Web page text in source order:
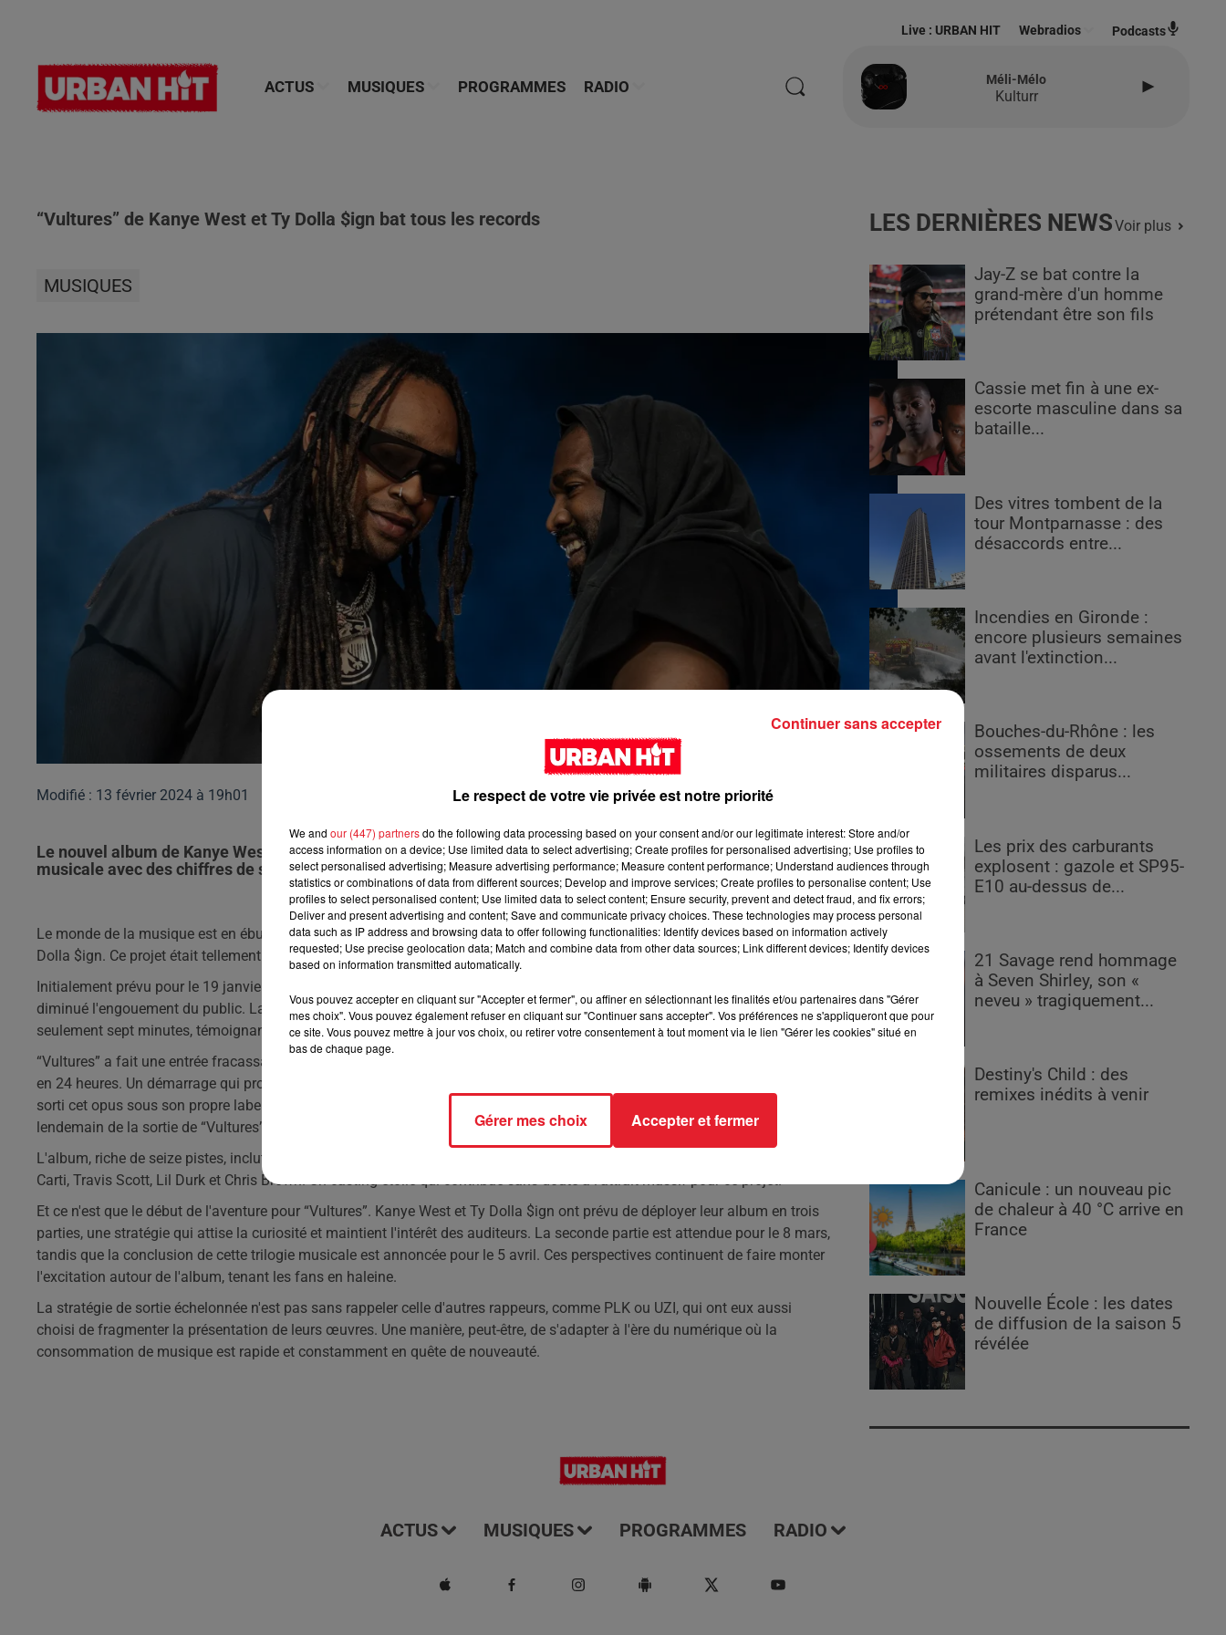
ACTUS MUSIQUES PROGRAMMES RADIO
Live : URBAN HIT Webradios Podcasts
Méli-Mélo
Kulturr
“Vultures” de Kanye West et Ty Dolla $ign bat tous les records
MUSIQUES
Modifié : 13 février 2024 à 19h01
Le nouvel album de Kanye West, en collaboration avec Ty Dolla $ign, crée une onde de choc dans l'industrie
musicale avec des chiffres de streaming époustouflants.
Le monde de la musique est en ébullition depuis la sortie du dernier album de Kanye West, intitulé “Vultures”, en duo avec Ty
Dolla $ign. Ce projet était tellement attendu que même avant sa sortie officielle, il avait déjà suscité une immense attention.
Initialement prévu pour le 19 janvier, l'album a finalement vu le jour le 10 février, mais ce léger contretemps n'a en rien
diminué l'engouement du public. La preuve en est, les billets pour la soirée d'écoute exclusive de l'album se sont arrachés en
seulement sept minutes, témoignant de l'anticipation fiévreuse des fans.
“Vultures” a fait une entrée fracassante sur les plateformes de streaming, enregistrant pas moins de 56 millions d'écoutes
en 24 heures. Un démarrage qui propulse l'album en tête des classements dans une centaine de pays. Kanye West, qui a
sorti cet opus sous son propre label YZI, s'est même hissé au rang d'artiste le plus streamé au monde sur Spotify dès le
lendemain de la sortie de “Vultures”.
L'album, riche de seize pistes, inclut des collaborations avec des artistes de renom tels que Freddie Gibbs, Quavo, Playboi
Carti, Travis Scott, Lil Durk et Chris Brown. Un casting étoilé qui contribue sans doute à l'attrait massif pour ce projet.
Et ce n'est que le début de l'aventure pour “Vultures”. Kanye West et Ty Dolla $ign ont prévu de déployer leur album en trois
parties, une stratégie qui attise la curiosité et maintient l'intérêt des auditeurs. La seconde partie est attendue pour le 8 mars,
tandis que la conclusion de cette trilogie musicale est annoncée pour le 5 avril. Ces perspectives continuent de faire monter
l'excitation autour de l'album, tenant les fans en haleine.
La stratégie de sortie échelonnée n'est pas sans rappeler celle d'autres rappeurs, comme PLK ou UZI, qui ont eux aussi
choisi de fragmenter la présentation de leurs œuvres. Une manière, peut-être, de s'adapter à l'ère du numérique où la
consommation de musique est rapide et constamment en quête de nouveauté.
LES DERNIÈRES NEWSVoir plus
Jay-Z se bat contre la
grand-mère d'un homme
prétendant être son fils
Cassie met fin à une ex-
escorte masculine dans sa
bataille...
Des vitres tombent de la
tour Montparnasse : des
désaccords entre...
Incendies en Gironde :
encore plusieurs semaines
avant l'extinction...
Bouches-du-Rhône : les
ossements de deux
militaires disparus...
Les prix des carburants
explosent : gazole et SP95-
E10 au-dessus de...
21 Savage rend hommage
à Seven Shirley, son «
neveu » tragiquement...
Destiny's Child : des
remixes inédits à venir
Canicule : un nouveau pic
de chaleur à 40 °C arrive en
France
Nouvelle École : les dates
de diffusion de la saison 5
révélée
ACTUS MUSIQUES PROGRAMMES RADIO
Le respect de votre vie privée est notre priorité
We and our (447) partnersdo the following data processing based on your consent and/or our legitimate interest: Store and/or
access information on a device; Use limited data to select advertising; Create profiles for personalised advertising; Use profiles to
select personalised advertising; Measure advertising performance; Measure content performance; Understand audiences through
statistics or combinations of data from different sources; Develop and improve services; Create profiles to personalise content; Use
profiles to select personalised content; Use limited data to select content; Ensure security, prevent and detect fraud, and fix errors;
Deliver and present advertising and content; Save and communicate privacy choices. These technologies may process personal
data such as IP address and browsing data to offer following functionalities: Identify devices based on information actively
requested; Use precise geolocation data; Match and combine data from other data sources; Link different devices; Identify devices
based on information transmitted automatically.
Vous pouvez accepter en cliquant sur "Accepter et fermer", ou affiner en sélectionnant les finalités et/ou partenaires dans "Gérer
mes choix". Vous pouvez également refuser en cliquant sur "Continuer sans accepter". Vos préférences ne s'appliqueront que pour
ce site. Vous pouvez mettre à jour vos choix, ou retirer votre consentement à tout moment via le lien "Gérer les cookies" situé en
bas de chaque page.
Gérer mes choix Accepter et fermer
Continuer sans accepter